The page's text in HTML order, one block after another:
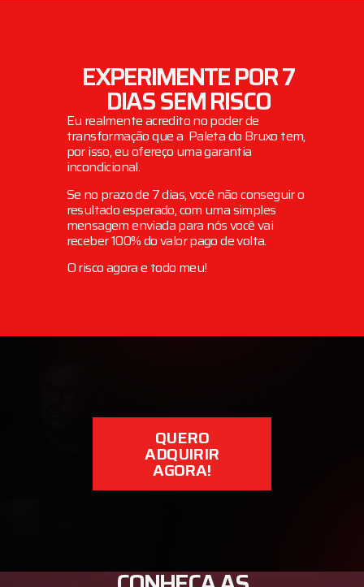
EXPERIMENTE POR 7
DIAS SEM RISCO
Eu realmente acredito no poder de
transformação que a Paleta do Bruxo tem,
por isso, eu ofereço uma garantia
incondicional.
Se no prazo de 7 dias, você não conseguir o
resultado esperado, com uma simples
mensagem enviada para nós você vai
receber 100% do valor pago de volta.
O risco agora e todo meu!
QUERO
ADQUIRIR
AGORA!